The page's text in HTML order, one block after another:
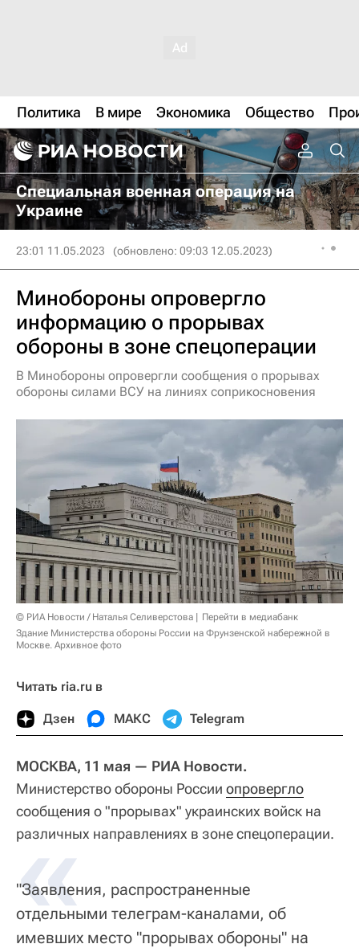
Политика В мире Экономика Общество
Специальная военная операция на
Украине
23:01 11.05.2023 (обновлено: 09:03 12.05.2023)
Минобороны опровергло
информацию о прорывах
обороны в зоне спецоперации
В Минобороны опровергли сообщения о прорывах
обороны силами ВСУ на линиях соприкосновения
© РИА Новости / Наталья Селиверстова
Перейти в медиабанк
Здание Министерства обороны России на Фрунзенской набережной в
Москве. Архивное фото
Читать ria.ru в
Дзен МАКС Telegram
МОСКВА, 11 мая — РИА Новости.
Министерство обороны России опровергло
сообщения о "прорывах" украинских войск на
различных направлениях в зоне спецоперации.
«
"Заявления, распространенные
отдельными телеграм-каналами, об
имевших место "прорывах обороны" на